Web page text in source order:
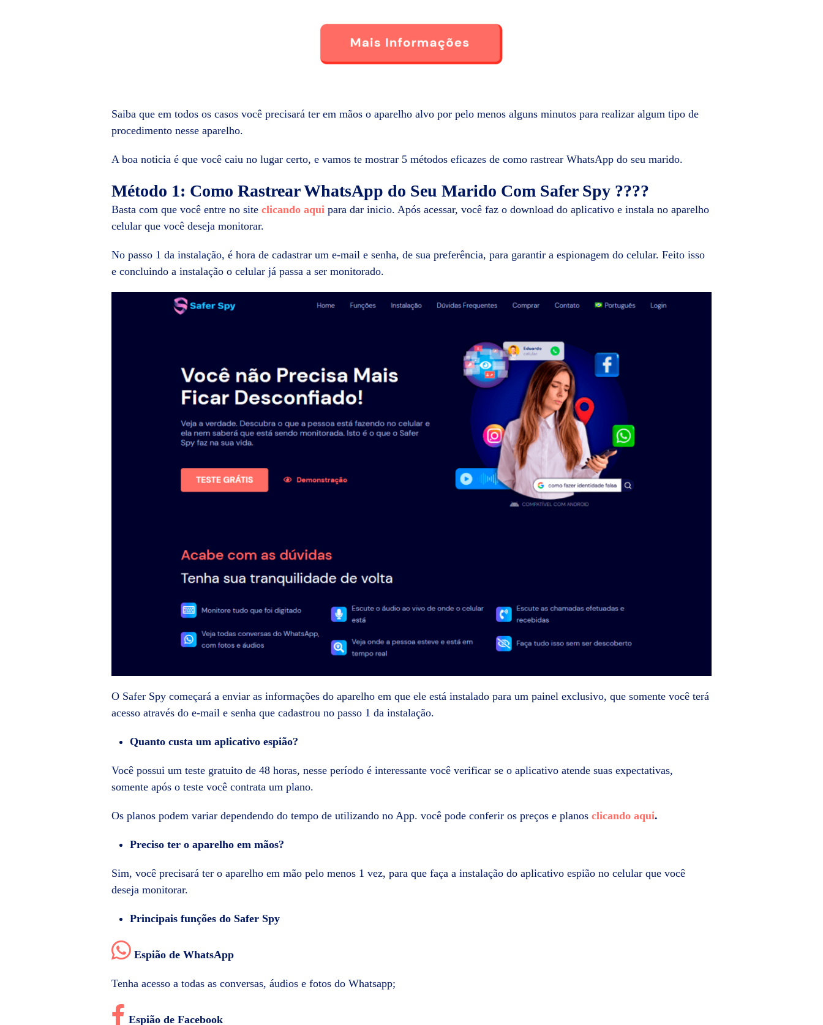
Saiba que em todos os casos você precisará ter em mãos o aparelho alvo por pelo menos alguns minutos para realizar algum tipo de
procedimento nesse aparelho.
A boa noticia é que você caiu no lugar certo, e vamos te mostrar 5 métodos eficazes de como rastrear WhatsApp do seu marido.
Método 1: Como Rastrear WhatsApp do Seu Marido Com Safer Spy ????
Basta com que você entre no site clicando aqui para dar inicio. Após acessar, você faz o download do aplicativo e instala no aparelho
celular que você deseja monitorar.
No passo 1 da instalação, é hora de cadastrar um e-mail e senha, de sua preferência, para garantir a espionagem do celular. Feito isso
e concluindo a instalação o celular já passa a ser monitorado.
O Safer Spy começará a enviar as informações do aparelho em que ele está instalado para um painel exclusivo, que somente você terá
acesso através do e-mail e senha que cadastrou no passo 1 da instalação.
Quanto custa um aplicativo espião?
Você possui um teste gratuito de 48 horas, nesse período é interessante você verificar se o aplicativo atende suas expectativas,
somente após o teste você contrata um plano.
Os planos podem variar dependendo do tempo de utilizando no App. você pode conferir os preços e planos clicando aqui.
Preciso ter o aparelho em mãos?
Sim, você precisará ter o aparelho em mão pelo menos 1 vez, para que faça a instalação do aplicativo espião no celular que você
deseja monitorar.
Principais funções do Safer Spy
Espião de WhatsApp
Tenha acesso a todas as conversas, áudios e fotos do Whatsapp;
Espião de Facebook